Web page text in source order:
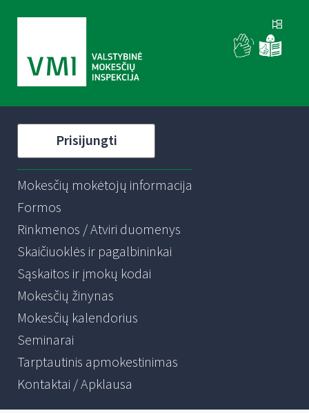
Prisijungti
Mokesčių mokėtojų informacija
Formos
Rinkmenos / Atviri duomenys
Skaičiuoklės ir pagalbininkai
Sąskaitos ir įmokų kodai
Mokesčių žinynas
Mokesčių kalendorius
Seminarai
Tarptautinis apmokestinimas
Kontaktai / Apklausa